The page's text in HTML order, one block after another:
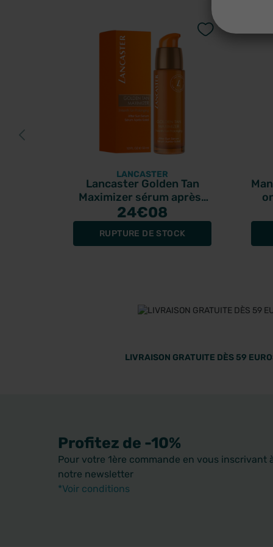
LANCASTER
Lancaster Golden Tan
Maximizer sérum après-
soleil 30ml
24€08
RUPTURE DE STOCK
LIVRAISON GRATUITE DÈS 59
Profitez de -10%
Pour votre 1ère commande en vous inscrivant
notre newsletter
*Voir conditions